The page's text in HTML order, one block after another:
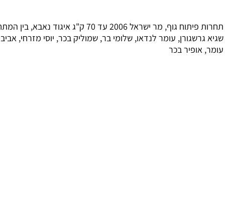
תחרות פיתוח גוף, מר ישראל 2006 עד 70 ק"ג איגוד נאבא, בין המתחרים:
עומר לנדאו, שלומי בר, שמוליק בכר, יוסי מזרחי, אביב
אופיר בכר